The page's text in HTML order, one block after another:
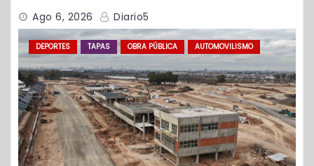
Ago 6, 2026 Diario5
DEPORTES TAPAS OBRA PÚBLICA AUTOMOVILISMO